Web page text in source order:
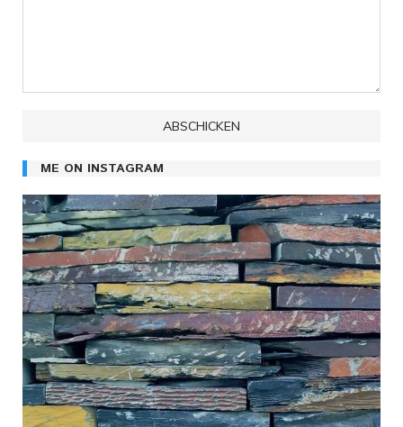
ME ON INSTAGRAM